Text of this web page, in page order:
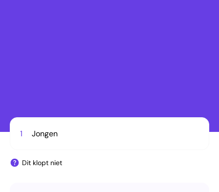
1 Jongen
Dit klopt niet